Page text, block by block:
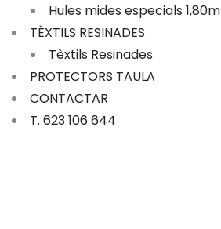
Hules mides especials 1,80m
TÈXTILS RESINADES
Tèxtils Resinades
PROTECTORS TAULA
CONTACTAR
T. 623 106 644